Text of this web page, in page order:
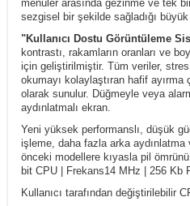
menüler arasında gezinme ve tek
sezgisel bir şekilde sağladığı
"Kullanıcı Dostu Görüntüleme
kontrastı, rakamların oranları ve
için geliştirilmiştir. Tüm veriler,
okumayı kolaylaştıran hafif ayırma
olarak sunulur. Düğmeyle veya
aydınlatmalı ekran.
Yeni yüksek performanslı, düşük
işleme, daha fazla arka
önceki modellere kıyasla pil
bit CPU | Frekans14 MHz | 256 Kb
Kullanıcı tarafından değiştirilebilir